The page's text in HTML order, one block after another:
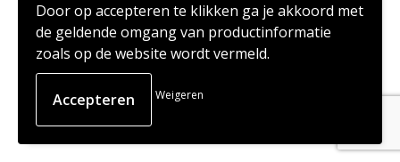
Piqué overhemd lange mouwen
vanaf € 12,63
Door op accepteren te klikken ga je akkoord met
de geldende omgang van productinformatie
zoals op de website wordt vermeld.
Weigeren